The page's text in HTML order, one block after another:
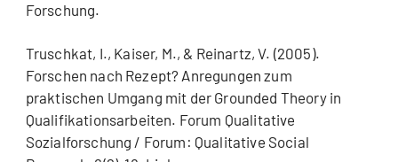
Forschung.
Truschkat, I., Kaiser, M., & Reinartz, V. (2005).
Forschen nach Rezept? Anregungen zum
praktischen Umgang mit der Grounded Theory in
Qualifikationsarbeiten. Forum Qualitative
Sozialforschung / Forum: Qualitative Social